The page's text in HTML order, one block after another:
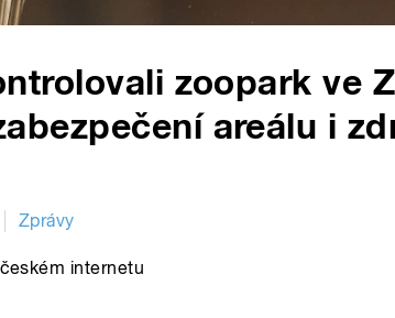
zoopark ve
areálu i
Zprávy
internetu